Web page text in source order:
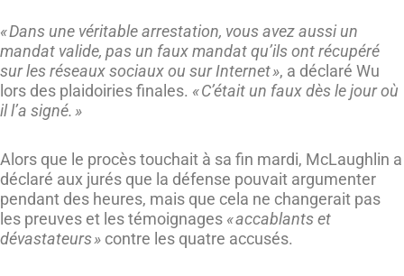
« Dans une véritable arrestation, vous avez aussi un
mandat valide, pas un faux mandat qu’ils ont récupéré
sur les réseaux sociaux ou sur Internet », a déclaré Wu
lors des plaidoiries finales. « C’était un faux dès le jour où
il l’a signé. »
Alors que le procès touchait à sa fin mardi, McLaughlin a
déclaré aux jurés que la défense pouvait argumenter
pendant des heures, mais que cela ne changerait pas
les preuves et les témoignages « accablants et
dévastateurs » contre les quatre accusés.